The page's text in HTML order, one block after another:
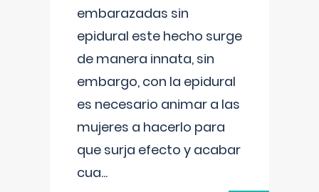
embarazadas sin
epidural este hecho surge
de manera innata, sin
embargo, con la epidural
es necesario animar a las
mujeres a hacerlo para
que surja efecto y acabar
cua...